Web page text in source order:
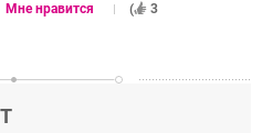
Мне нравится (
3